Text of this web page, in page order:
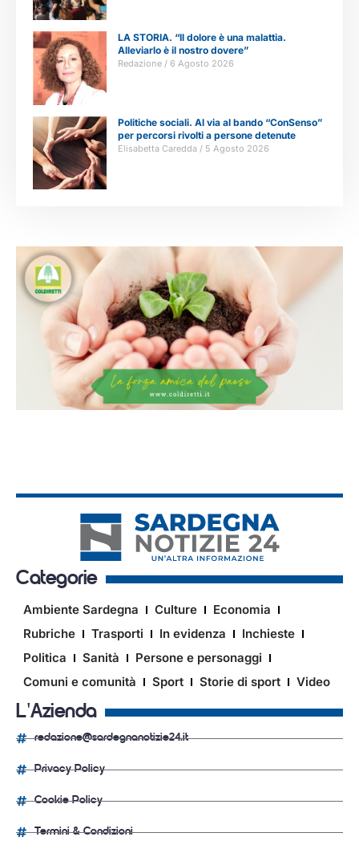
LA STORIA. “Il dolore è una malattia.
Alleviarlo è il nostro dovere”
Redazione 6 Agosto 2026
Politiche sociali. Al via al bando “ConSenso”
per percorsi rivolti a persone detenute
Elisabetta Caredda 5 Agosto 2026
Categorie
Ambiente Sardegna Culture
Economia
Rubriche
Trasporti In evidenza
Inchieste
Politica
Sanità
Persone e personaggi
Comuni e comunità
Sport Storie di sport Video
L'Azienda
redazione@sardegnanotizie24.it
Privacy Policy
Cookie Policy
Termini & Condizioni